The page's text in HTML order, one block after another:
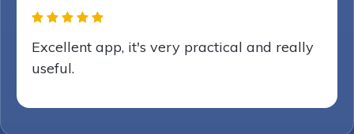
Excellent app, it's very practical and really
useful.